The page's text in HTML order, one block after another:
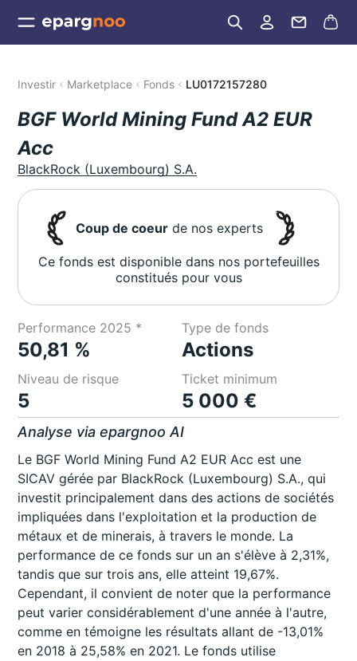
Investir Marketplace Fonds LU0172157280
BGF World Mining Fund A2 EUR
Acc
BlackRock (Luxembourg) S.A.
Coup de coeur de nos experts
Ce fonds est disponible dans nos portefeuilles
constitués pour vous
Performance 2025 *
50,81 %
Type de fonds
Actions
Niveau de risque
5
Ticket minimum
5 000 €
Analyse via epargnoo AI
Le BGF World Mining Fund A2 EUR Acc est une
SICAV gérée par BlackRock (Luxembourg) S.A., qui
investit principalement dans des actions de sociétés
impliquées dans l'exploitation et la production de
métaux et de minerais, à travers le monde. La
performance de ce fonds sur un an s'élève à 2,31%,
tandis que sur trois ans, elle atteint 19,67%.
Cependant, il convient de noter que la performance
peut varier considérablement d'une année à l'autre,
comme en témoigne les résultats allant de -13,01%
en 2018 à 25,58% en 2021. Le fonds utilise